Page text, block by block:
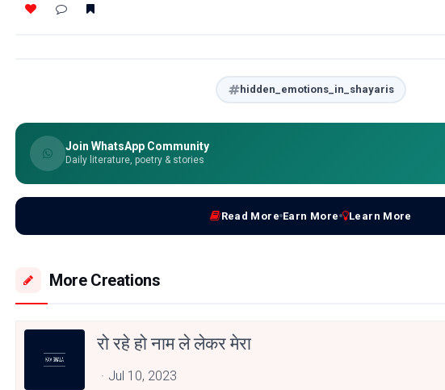
hidden_emotions_in_shayaris
Join WhatsApp Community
Daily literature, poetry & stories
Read More Earn More Learn More
More Creations
रो रहे हो नाम ले लेकर मेरा
Jul 10, 2023